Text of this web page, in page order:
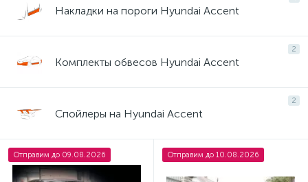
Накладки на пороги Hyundai Accent
2
Комплекты обвесов Hyundai Accent
2
Спойлеры на Hyundai Accent
Отправим до 09.08.2026 Отправим до 10.08.2026